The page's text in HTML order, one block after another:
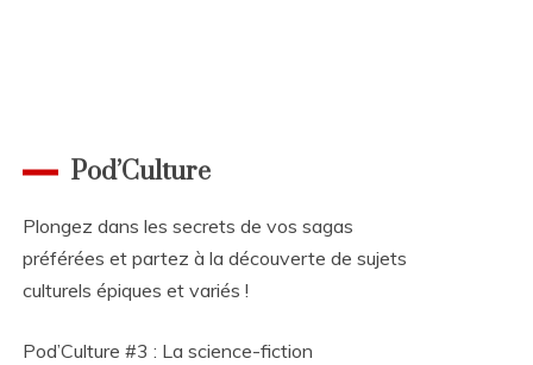
Pod’Culture
Plongez dans les secrets de vos sagas
préférées et partez à la découverte de sujets
culturels épiques et variés !
Pod’Culture #3 : La science-fiction